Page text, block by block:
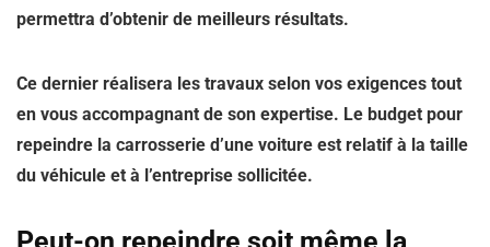
permettra d’obtenir de meilleurs résultats.
Ce dernier réalisera les travaux selon vos exigences tout
en vous accompagnant de son expertise. Le budget pour
repeindre la carrosserie d’une voiture est relatif à la taille
du véhicule et à l’entreprise sollicitée.